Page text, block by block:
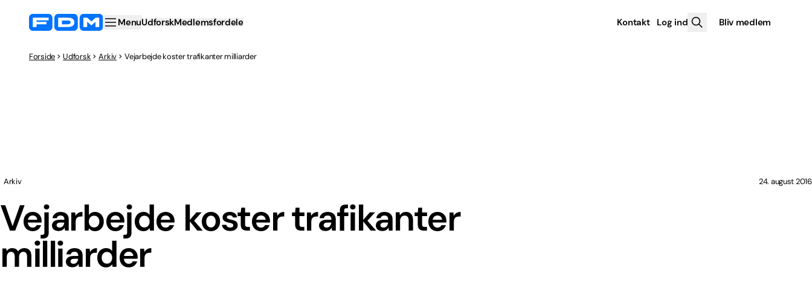
MenuUdforskMedlemsfordele Kontakt Log ind Bliv medlem
Forside Udforsk Arkiv Vejarbejde koster trafikanter milliarder
Vejarbejde koster trafikanter
milliarder
Arkiv 24. august 2016